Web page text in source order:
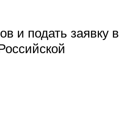
и подать заявку в